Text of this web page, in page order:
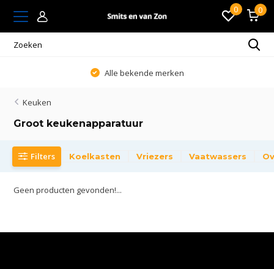
0 0
Alle bekende merken
Keuken
Groot keukenapparatuur
Filters Koelkasten Vriezers Vaatwassers
Geen producten gevonden!...